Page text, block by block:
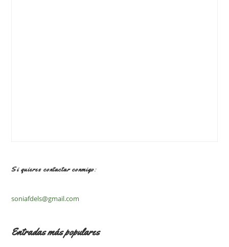
Si quieres contactar conmigo:
soniafdels@gmail.com
Entradas más populares